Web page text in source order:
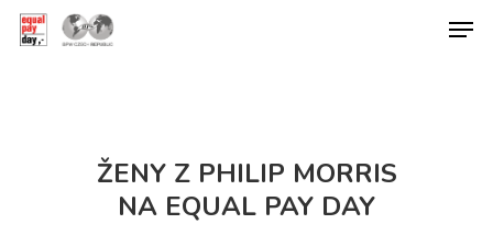
ŽENY Z PHILIP MORRIS
NA EQUAL PAY DAY